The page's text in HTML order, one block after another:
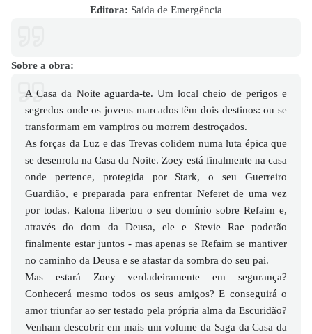
Editora: Saída de Emergência
Sobre a obra:
A Casa da Noite aguarda-te. Um local cheio de perigos e
segredos onde os jovens marcados têm dois destinos: ou se
transformam em vampiros ou morrem destroçados.
As forças da Luz e das Trevas colidem numa luta épica que
se desenrola na Casa da Noite. Zoey está finalmente na casa
onde pertence, protegida por Stark, o seu Guerreiro
Guardião, e preparada para enfrentar Neferet de uma vez
por todas. Kalona libertou o seu domínio sobre Refaim e,
através do dom da Deusa, ele e Stevie Rae poderão
finalmente estar juntos - mas apenas se Refaim se mantiver
no caminho da Deusa e se afastar da sombra do seu pai.
Mas estará Zoey verdadeiramente em segurança?
Conhecerá mesmo todos os seus amigos? E conseguirá o
amor triunfar ao ser testado pela própria alma da Escuridão?
Venham descobrir em mais um volume da Saga da Casa da